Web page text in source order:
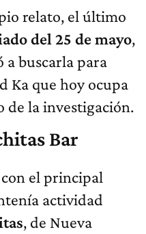
relato, el último
del 25 de mayo,
a buscarla para
Ka que hoy ocupa
la investigación.
Bar
el principal
actividad
, de Nueva